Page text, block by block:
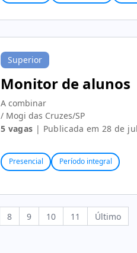
Superior
Monitor de alunos
A combinar
/ Mogi das Cruzes/SP
5 vagas | Publicada em 28 de
Presencial Período integral
8 9 10 11 Último